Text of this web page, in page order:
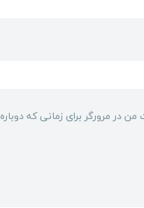
من در مرورگر برای زمانی که